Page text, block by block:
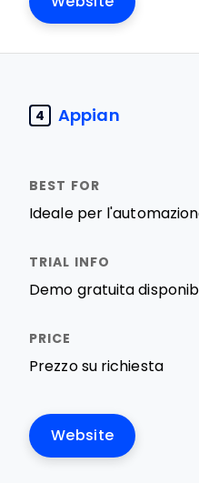
4 Appian
Ideale per
Demo gratuita
Prezzo su richiesta
Website